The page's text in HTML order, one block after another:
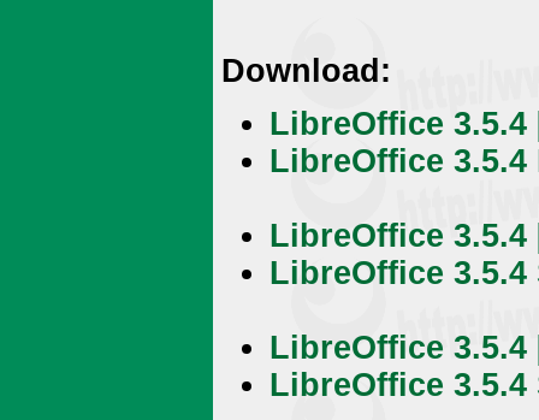
Download:
LibreOffice
LibreOffice
LibreOffice 3.5.4
LibreOffice 3.5.4
LibreOffice 3.5.4
LibreOffice 3.5.4